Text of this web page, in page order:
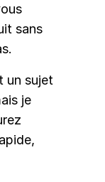
sans
un sujet
je